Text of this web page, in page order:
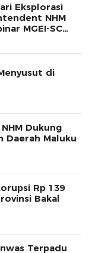
Eksplorasi
NHM
MGEI-SC
di
Dukung
Daerah Maluku
Rp 139
Bakal
Terpadu